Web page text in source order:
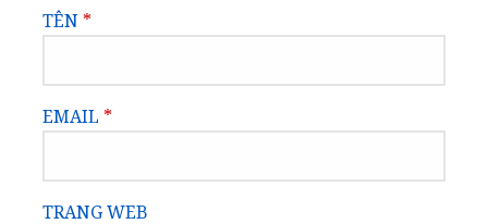
TÊN *
EMAIL *
TRANG WEB